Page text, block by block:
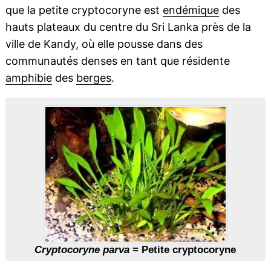
que la petite cryptocoryne est endémiquedes
hauts plateaux du centre du Sri Lanka près de la
ville de Kandy, où elle pousse dans des
communautés denses en tant que résidente
amphibiedes berges.
Cryptocoryne parva = Petite cryptocoryne